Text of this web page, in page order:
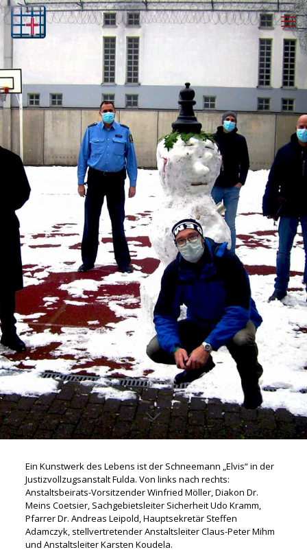
Ein Kunstwerk des Lebens ist der Schneemann „Elvis“ in der
Justizvollzugsanstalt Fulda. Von links nach rechts:
Anstaltsbeirats-Vorsitzender Winfried Möller, Diakon Dr.
Meins Coetsier, Sachgebietsleiter Sicherheit Udo Kramm,
Pfarrer Dr. Andreas Leipold, Hauptsekretär Steffen
Adamczyk, stellvertretender Anstaltsleiter Claus-Peter Mihm
und Anstaltsleiter Karsten Koudela.